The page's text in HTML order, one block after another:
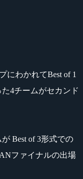
にわかれてBest of 1
4チームがセカンド
Best of 3形式での
ファイナルの出場